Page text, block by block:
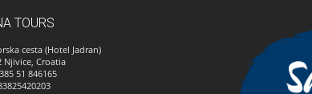
TOURS
cesta (Hotel Jadran)
Njivice, Croatia
51 846165